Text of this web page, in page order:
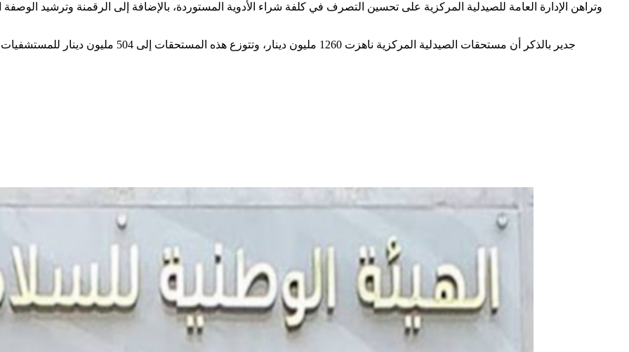
وتراهن الإدارة العامة للصيدلية المركزية على تحسين التصرف في كلفة شراء الأدوية المستوردة، بالإضافة إلى الرقمنة وترشيد